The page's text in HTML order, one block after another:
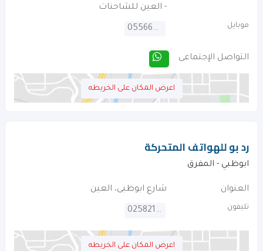
- العين للشاحنات
موبايل 0556608071
التواصل الإجتماعى
اعرض المكان على الخريطه
رد بو للهواتف المتحركة
ابوظبي - المفرق
العنوان شارع ابوظبى، العين
تليفون 025821378
اعرض المكان على الخريطه